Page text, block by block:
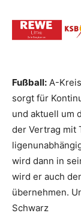
Fußball: A-
sorgt für
und aktuell um
der Vertrag mit
wird dann in
wird er auch
übernehmen.
Schwarz